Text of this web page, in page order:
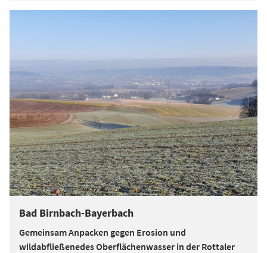
Bad Birnbach-Bayerbach
Gemeinsam Anpacken gegen Erosion und
wildabfließenedes Oberflächenwasser in der Rottaler